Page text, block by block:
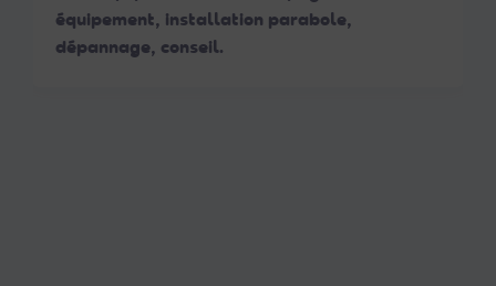
équipement, installation parabole,
dépannage, conseil.